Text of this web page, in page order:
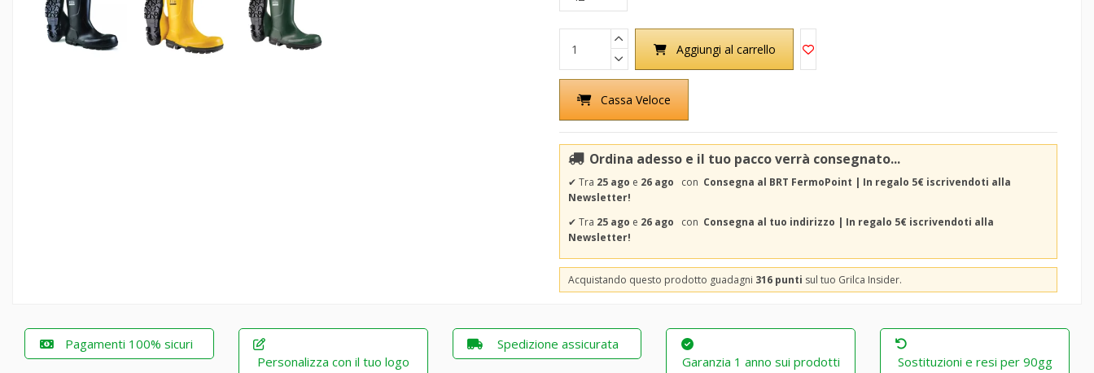
Aggiungi al carrello
Cassa Veloce
Ordina adesso e il tuo pacco verrà consegnato...
✔ Tra 25 ago e 26 ago con Consegna al BRT FermoPoint | In regalo 5€ iscrivendoti alla
Newsletter!
✔ Tra 25 ago e 26 ago con Consegna al tuo indirizzo | In regalo 5€ iscrivendoti alla
Newsletter!
Acquistando questo prodotto guadagni 316 punti sul tuo Grilca Insider.
Pagamenti 100% sicuri
Personalizza con il tuo logo
Spedizione assicurata
Garanzia 1 anno sui prodotti
Sostituzioni e resi per 90gg